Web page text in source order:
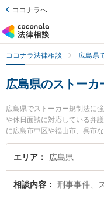
ココナラへ
ココナラ法律相談 広島県
広島県のストー
広島県でストーカー規制法に
や休日面談に対応している弁
に広島市中区や福山市、呉市
件に関係する加害者側や少年
み検索もでき便利です。特に
います。『広島県で土日や夜
ぐに弁護士に相談したい』『
エリア 広島県
相談内容 刑事事件、